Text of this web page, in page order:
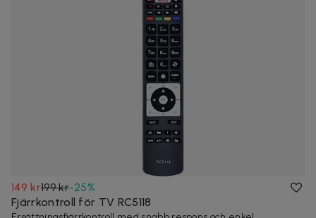
149 kr199 kr-25%
Fjärrkontroll för TV RC5118